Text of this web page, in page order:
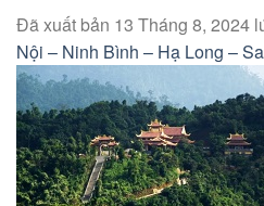
Đã xuất bản 13 Tháng 8, 2024
Nội – Ninh Bình – Hạ Long –